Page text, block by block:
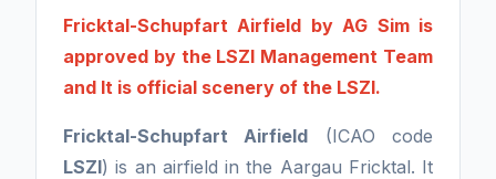
Fricktal-Schupfart Airfield by AG Sim is
approved by the LSZI Management Team
and It is official scenery of the LSZI.
Fricktal-Schupfart Airfield (ICAO code
LSZI) is an airfield in the Aargau Fricktal. It